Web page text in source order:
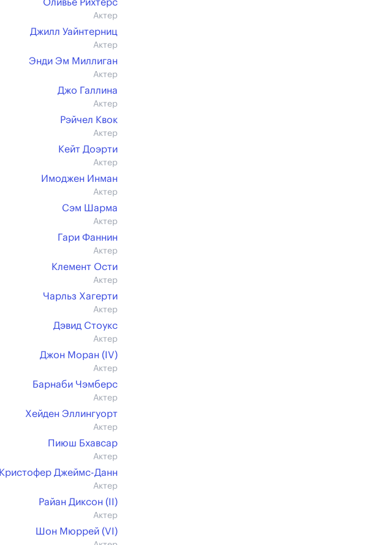
Оливье Рихтерс
Актер
Джилл Уайнтерниц
Актер
Энди Эм Миллиган
Актер
Джо Галлина
Актер
Рэйчел Квок
Актер
Кейт Доэрти
Актер
Имоджен Инман
Актер
Сэм Шарма
Актер
Гари Фаннин
Актер
Клемент Ости
Актер
Чарльз Хагерти
Актер
Дэвид Стоукс
Актер
Джон Моран (IV)
Актер
Барнаби Чэмберс
Актер
Хейден Эллингуорт
Актер
Пиюш Бхавсар
Актер
Кристофер Джеймс-Данн
Актер
Райан Диксон (II)
Актер
Шон Мюррей (VI)